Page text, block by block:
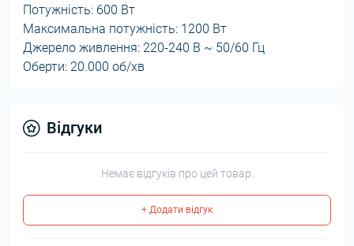
Потужність: 600 Вт
Максимальна потужність: 1200 Вт
Джерело живлення: 220-240 В ~ 50/60 Гц
Оберти: 20.000 об/хв
Відгуки
Немає відгуків про цей товар.
+ Додати відгук